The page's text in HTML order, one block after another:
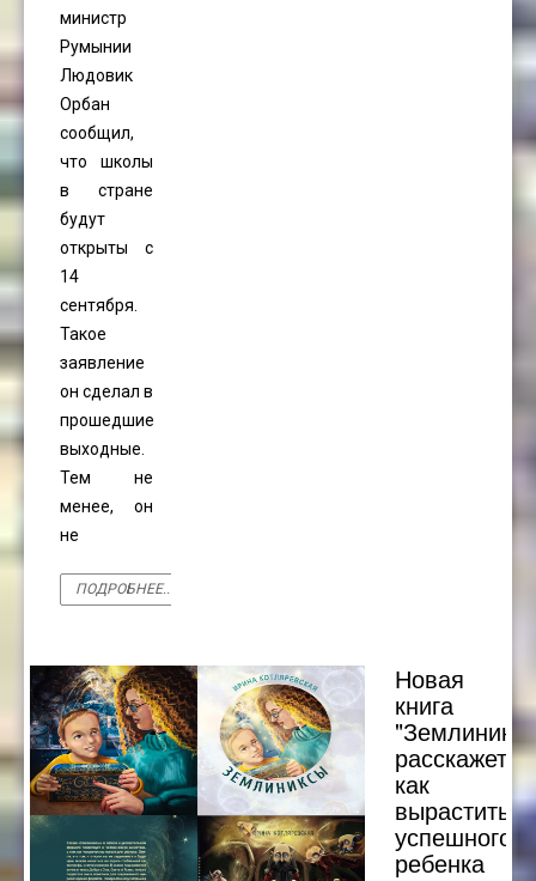
министр
Румынии
Людовик
Орбан
сообщил,
что школы
в стране
будут
открыты с
14
сентября.
Такое
заявление
он сделал в
прошедшие
выходные.
Тем не
менее, он
не
ПОДРОБНЕЕ...
Новая
книга
расскажет,
как
вырастить
успешного
ребенка